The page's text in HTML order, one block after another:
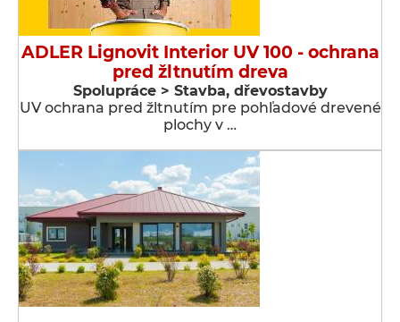
ADLER Lignovit Interior UV 100 - ochrana
pred žltnutím dreva
Spolupráce > Stavba, dřevostavby
UV ochrana pred žltnutím pre pohľadové drevené
plochy v …